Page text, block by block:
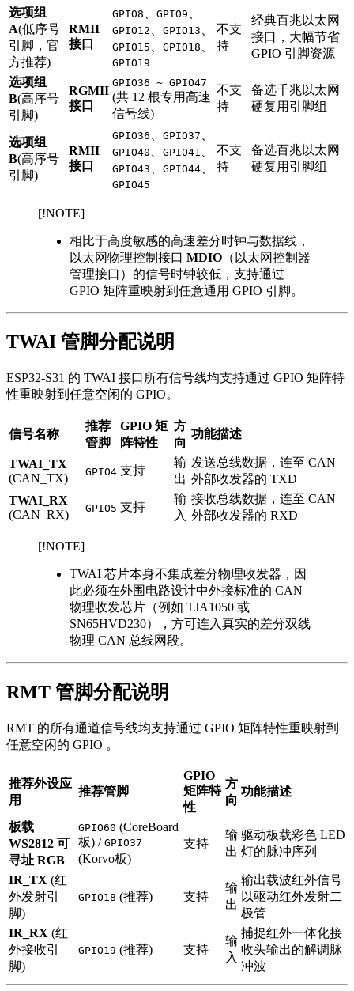
选项组
A(低序号
引脚，官
方推荐)
RMII
接口
GPIO8 GPIO9
GPIO12 GPIO13
GPIO15 GPIO18
GPIO19
不支
持
经典百兆以太网
接口，大幅节省
GPIO 引脚资源
选项组
B(高序号
引脚)
RGMII
接口
GPIO36 ~ GPIO47
(共 12 根专用高速
信号线)
不支
持
备选千兆以太网
硬复用引脚组
选项组
B(高序号
引脚)
RMII
接口
GPIO36 GPIO37
GPIO40 GPIO41
GPIO43 GPIO44
GPIO45
不支
持
备选百兆以太网
硬复用引脚组
[!NOTE]
相比于高度敏感的高速差分时钟与数据线，
以太网物理控制接口 MDIO （以太网控制器
管理接口）的信号时钟较低，支持通过
GPIO 矩阵重映射到任意通用 GPIO 引脚。
TWAI 管脚分配说明
ESP32-S31 的 TWAI 接口所有信号线均支持通过 GPIO 矩阵特
性重映射到任意空闲的 GPIO。
信号名称
推荐
管脚
GPIO 矩
阵特性
方
向
功能描述
TWAI_TX
(CAN_TX)
GPIO4 支持
输
出
发送总线数据，连至 CAN
外部收发器的 TXD
TWAI_RX
(CAN_RX)
GPIO5 支持
输
入
接收总线数据，连至 CAN
外部收发器的 RXD
[!NOTE]
TWAI 芯片本身不集成差分物理收发器，因
此必须在外围电路设计中外接标准的 CAN
物理收发芯片（例如 TJA1050 或
SN65HVD230），方可连入真实的差分双线
物理 CAN 总线网段。
RMT 管脚分配说明
RMT 的所有通道信号线均支持通过 GPIO 矩阵特性重映射到
任意空闲的 GPIO 。
推荐外设应
用
推荐管脚
GPIO
矩阵特
性
方
向
功能描述
板载
WS2812 可
寻址 RGB
GPIO60 (CoreBoard
板) / GPIO37
(Korvo板)
支持
输
出
驱动板载彩色 LED
灯的脉冲序列
IR_TX (红
外发射引
脚)
GPIO18 (推荐) 支持
输
出
输出载波红外信号
以驱动红外发射二
极管
IR_RX (红
外接收引
脚)
GPIO19 (推荐) 支持
输
入
捕捉红外一体化接
收头输出的解调脉
冲波